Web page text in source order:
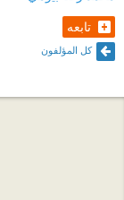
تابعه
كل المؤلفون